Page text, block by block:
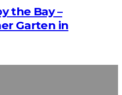
the Bay –
Garten in